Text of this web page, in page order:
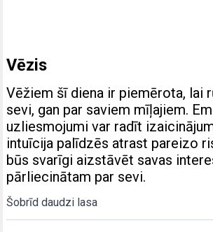
Vēzis
Vēžiem šī diena ir piemērota, lai
sevi, gan par saviem mīļajiem.
uzliesmojumi var radīt
intuīcija palīdzēs atrast pareizo
būs svarīgi aizstāvēt savas
pārliecinātam par sevi.
Šobrīd daudzi lasa